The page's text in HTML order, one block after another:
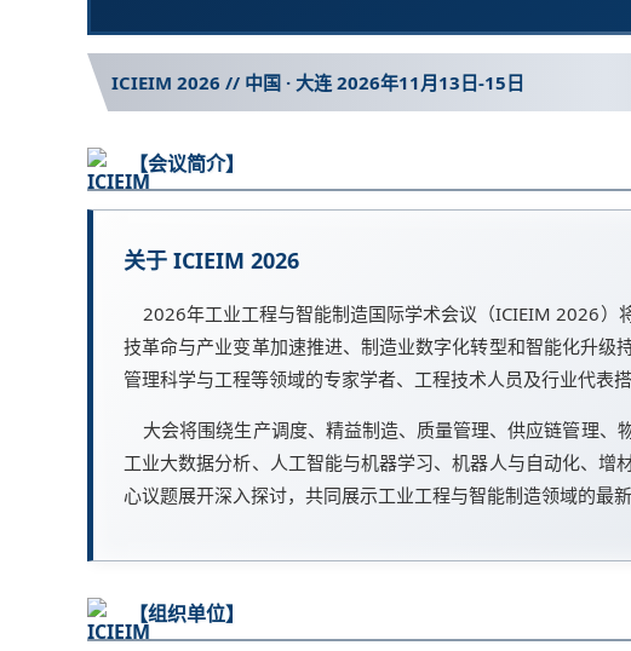
ICIEIM 2026 // 中国 · 大连 2026年11月13日-15日
【会议简介】
关于 ICIEIM 2026
2026年工业工程与智能制造国际学术会议（ICIEIM 2026
技革命与产业变革加速推进、制造业数字化转型和智能化升级
管理科学与工程等领域的专家学者、工程技术人员及行业代表
大会将围绕生产调度、精益制造、质量管理、供应链管理、
工业大数据分析、人工智能与机器学习、机器人与自动化、
心议题展开深入探讨，共同展示工业工程与智能制造领域的最
【组织单位】